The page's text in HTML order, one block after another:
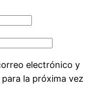
electrónico y
la próxima vez